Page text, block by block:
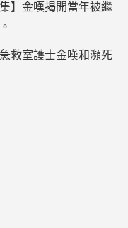
】金嘆揭開當年被繼
救室護士金嘆和瀕死